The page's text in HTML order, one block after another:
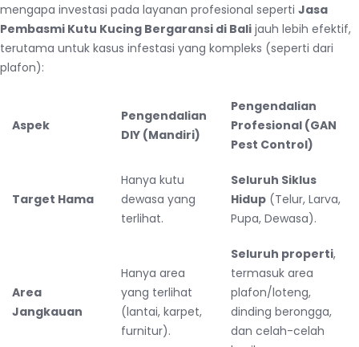
mengapa investasi pada layanan profesional seperti Jasa
Pembasmi Kutu Kucing Bergaransi di Bali jauh lebih efektif,
terutama untuk kasus infestasi yang kompleks (seperti dari
plafon):
Aspek
Pengendalian
DIY (Mandiri)
Pengendalian
Profesional (GAN
Pest Control)
Target Hama
Hanya kutu
dewasa yang
terlihat.
Seluruh Siklus
Hidup (Telur, Larva,
Pupa, Dewasa).
Area
Jangkauan
Hanya area
yang terlihat
(lantai, karpet,
furnitur).
Seluruh properti,
termasuk area
plafon/loteng,
dinding berongga,
dan celah-celah